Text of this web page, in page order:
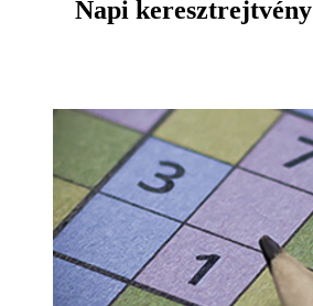
Napi keresztrejtvény